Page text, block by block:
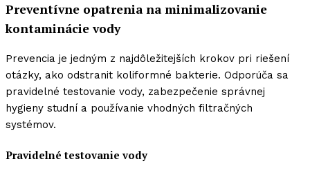
Preventívne opatrenia na minimalizovanie
kontaminácie vody
Prevencia je jedným z najdôležitejších krokov pri riešení
otázky, ako odstranit koliformné bakterie. Odporúča sa
pravidelné testovanie vody, zabezpečenie správnej
hygieny studní a používanie vhodných filtračných
systémov.
Pravidelné testovanie vody